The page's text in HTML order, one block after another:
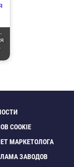
COOKIE
МАРКЕТОЛОГА
ЗАВОДО